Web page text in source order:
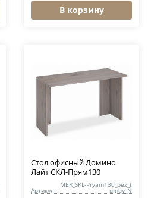
В корзину
Стол офисный Домино
Лайт СКЛ-Прям130
Артикул
MER_SKL-Pryam130_bez_t
umby_N